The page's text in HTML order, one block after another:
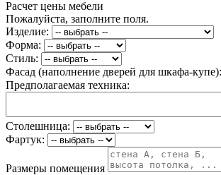
Расчет цены мебели
Пожалуйста, заполните поля.
Изделие:
Форма:
Стиль:
Фасад (наполнение дверей для шкафа-купе):
Предполагаемая техника:
Столешница:
Фартук:
Размеры помещения